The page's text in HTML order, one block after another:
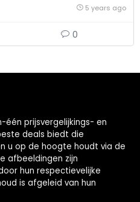
5 years ago
0
één prijsvergelijkings- en
deals biedt die
u op de hoogte houdt via de
afbeeldingen zijn
hun respectievelijke
is afgeleid van hun